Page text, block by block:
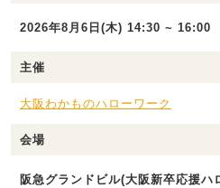
2026年8月6日(木) 14:30 ~ 16:00
主催
大阪わかものハローワーク
会場
阪急グランドビル(大阪新卒応援ハ